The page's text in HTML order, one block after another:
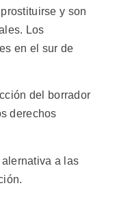
y son
Los
en el sur de
del borrador
derechos
a las